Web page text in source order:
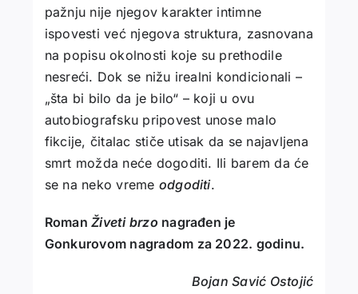
pažnju nije njegov karakter intimne
ispovesti već njegova struktura, zasnovana
na popisu okolnosti koje su prethodile
nesreći. Dok se nižu irealni kondicionali –
„šta bi bilo da je bilo“ – koji u ovu
autobiografsku pripovest unose malo
fikcije, čitalac stiče utisak da se najavljena
smrt možda neće dogoditi. Ili barem da će
se na neko vreme odgoditi.
RomanŽiveti brzo nagrađen je
Gonkurovom nagradom za 2022. godinu.
Bojan Savić Ostojić